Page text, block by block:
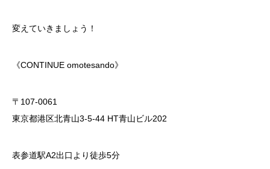
変えていきましょう！
《CONTINUE omotesando》
〒107-0061
東京都港区北青山3-5-44 HT青山ビル202
表参道駅A2出口より徒歩5分